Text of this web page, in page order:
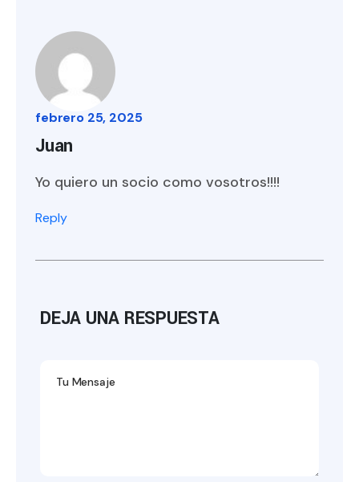
febrero 25, 2025
Juan
Yo quiero un socio como vosotros!!!!
Reply
DEJA UNA RESPUESTA